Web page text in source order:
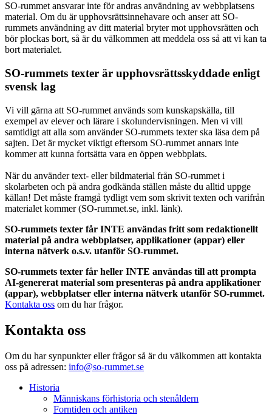
SO-rummet ansvarar inte för andras användning av webbplatsens
material. Om du är upphovsrättsinnehavare och anser att SO-
rummets användning av ditt material bryter mot upphovsrätten och
bör plockas bort, så är du välkommen att meddela oss så att vi kan ta
bort materialet.
SO-rummets texter är upphovsrättsskyddade enligt
svensk lag
Vi vill gärna att SO-rummet används som kunskapskälla, till
exempel av elever och lärare i skolundervisningen. Men vi vill
samtidigt att alla som använder SO-rummets texter ska läsa dem på
sajten. Det är mycket viktigt eftersom SO-rummet annars inte
kommer att kunna fortsätta vara en öppen webbplats.
När du använder text- eller bildmaterial från SO-rummet i
skolarbeten och på andra godkända ställen måste du alltid uppge
källan! Det måste framgå tydligt vem som skrivit texten och varifrån
materialet kommer (SO-rummet.se, inkl. länk).
SO-rummets texter får INTE användas fritt som redaktionellt
material på andra webbplatser, applikationer (appar) eller
interna nätverk o.s.v. utanför SO-rummet.
SO-rummets texter får heller INTE användas till att prompta
AI-genererat material som presenteras på andra applikationer
(appar), webbplatser eller interna nätverk utanför SO-rummet.
Kontakta oss om du har frågor.
Kontakta oss
Om du har synpunkter eller frågor så är du välkommen att kontakta
oss på adressen: info@so-rummet.se
Historia
Människans förhistoria och stenåldern
Forntiden och antiken